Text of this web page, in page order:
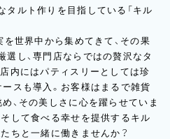
ルト作りを目指している「キル
世界中から集めてきて、その果
し、専門店ならではの贅沢なタ
内にはパティスリーとしては珍
スも導入。お客様はまるで雑貨
、その美しさに心を躍らせていま
して食べる幸せを提供するキル
ちと一緒に働きませんか？